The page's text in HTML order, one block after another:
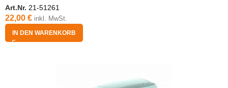
Art.Nr. 21-51261
22,00 € inkl. MwSt.
IN DEN WARENKORB